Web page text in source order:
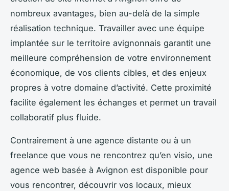
nombreux avantages, bien au-delà de la simple
réalisation technique. Travailler avec une équipe
implantée sur le territoire avignonnais garantit une
meilleure compréhension de votre environnement
économique, de vos clients cibles, et des enjeux
propres à votre domaine d’activité. Cette proximité
facilite également les échanges et permet un travail
collaboratif plus fluide.
Contrairement à une agence distante ou à un
freelance que vous ne rencontrez qu’en visio, une
agence web basée à Avignon est disponible pour
vous rencontrer, découvrir vos locaux, mieux